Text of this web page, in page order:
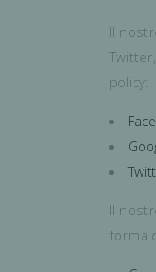
Il
policy:
Il
forma